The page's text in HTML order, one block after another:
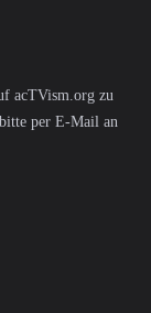
acTVism.org zu
per E-Mail an